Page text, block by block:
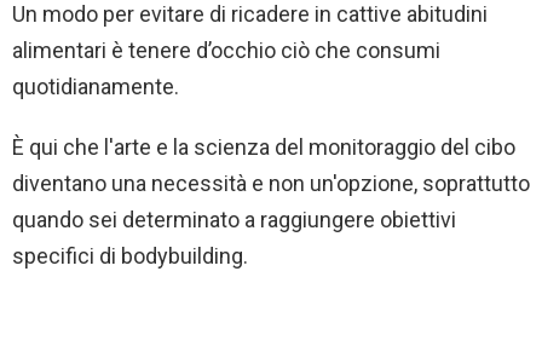
Un modo per evitare di ricadere in cattive abitudini
alimentari è tenere d’occhio ciò che consumi
quotidianamente.
È qui che l'arte e la scienza del monitoraggio del cibo
diventano una necessità e non un'opzione, soprattutto
quando sei determinato a raggiungere obiettivi
specifici di bodybuilding.